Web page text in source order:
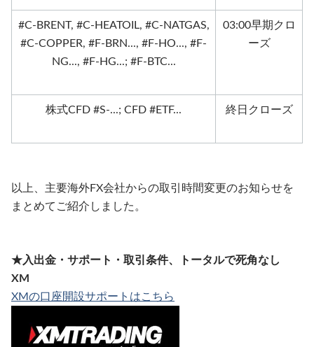
#C-BRENT, #C-HEATOIL, #C-NATGAS,
#C-COPPER, #F-BRN..., #F-HO..., #F-
NG..., #F-HG...; #F-BTC...
03:00早期クロ
ーズ
株式CFD #S-...; CFD #ETF... 終日クローズ
以上、主要海外FX会社からの取引時間変更のお知らせを
まとめてご紹介しました。
★入出金・サポート・取引条件、トータルで死角なし
XM
XMの口座開設サポートはこちら